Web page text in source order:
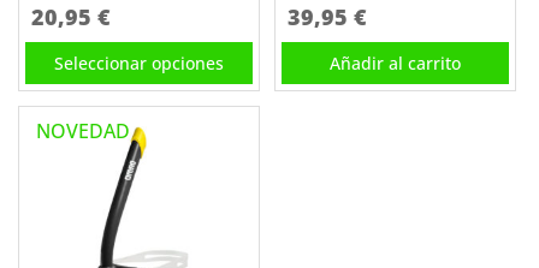
de
producto
20,95 €
Seleccionar opciones
Este
producto
tiene
múltiples
variantes.
39,95€
Añadir al carrito
NOVEDAD